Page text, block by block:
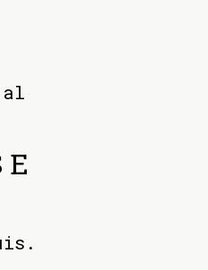
al
E